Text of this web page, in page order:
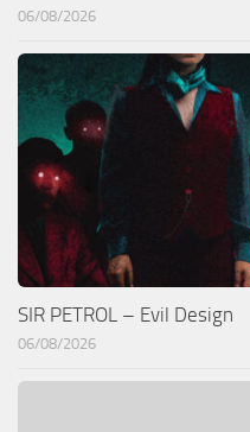
06/08/2026
SIR PETROL – Evil Design
06/08/2026